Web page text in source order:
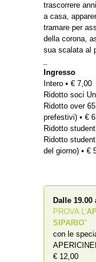
trascorrere
a casa,
tramare per
della corona,
sua scalata al
Ingresso
Intero • € 7,00
Ridotto soci
Ridotto over
prefestivi) • €
Ridotto
Ridotto
del giorno) • €
Dalle 19.00
PROVA L’
SIPARIO”
con le
€ 12,00